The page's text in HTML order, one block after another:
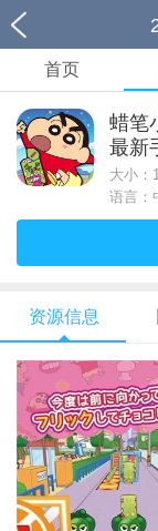
首页
蜡笔
最新
大小：
语言：
资源信息